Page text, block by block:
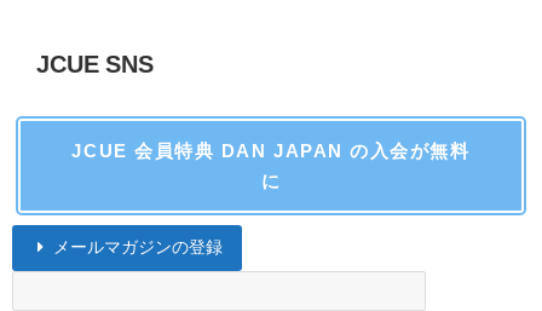
JCUE SNS
JCUE 会員特典 DAN JAPAN の入会が無料
に
メールマガジンの登録